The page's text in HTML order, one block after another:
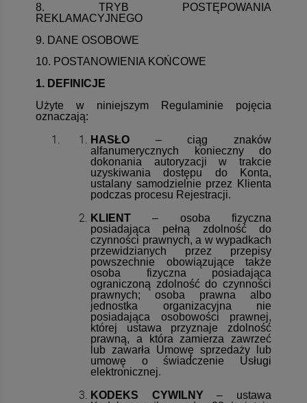
-50%
Classica 30 X 42
ryżowy A4 ptaki, domki
8. TRYB POSTĘPOWANIA
REKLAMACYJNEGO
9. DANE OSOBOWE
10. POSTANOWIENIA KOŃCOWE
1. DEFINICJE
Użyte w niniejszym Regulaminie pojęcia
oznaczają:
HASŁO – ciąg znaków
alfanumerycznych konieczny do
dokonania autoryzacji w trakcie
uzyskiwania dostępu do Konta,
ustalany samodzielnie przez Klienta
podczas procesu Rejestracji.
KLIENT – osoba fizyczna
posiadająca pełną zdolność do
czynności prawnych, a w wypadkach
przewidzianych przez przepisy
powszechnie obowiązujące także
osoba fizyczna posiadająca
ograniczoną zdolność do czynności
prawnych; osoba prawna albo
jednostka organizacyjna nie
posiadająca osobowości prawnej,
której ustawa przyznaje zdolność
prawną, a która zamierza zawrzeć
lub zawarła Umowę sprzedaży lub
umowę o świadczenie Usługi
elektronicznej.
KODEKS CYWILNY – ustawa